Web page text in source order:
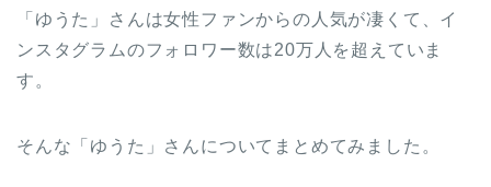
「ゆうた」さんは女性ファンからの人気が凄くて、イ
ンスタグラムのフォロワー数は20万人を超えていま
す。
そんな「ゆうた」さんについてまとめてみました。